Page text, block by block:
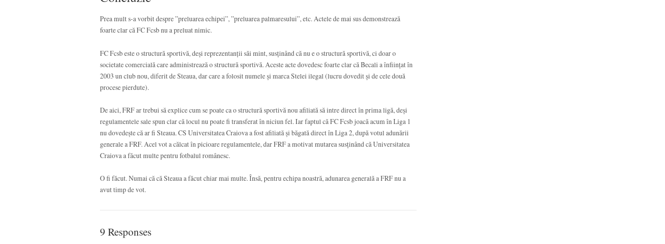
Prea mult s-a vorbit despre ”preluarea echipei”, ”preluarea palmaresului”, etc. Actele de mai sus demonstrează
foarte clar că FC Fcsb nu a preluat nimic.
FC Fcsb este o structură sportivă, deși reprezentanții săi mint, susținând că nu e o structură sportivă, ci doar o
societate comercială care administrează o structură sportivă. Aceste acte dovedesc foarte clar că Becali a înființat în
2003 un club nou, diferit de Steaua, dar care a folosit numele și marca Stelei ilegal (lucru dovedit și de cele două
procese pierdute).
De aici, FRF ar trebui să explice cum se poate ca o structură sportivă nou afiliată să intre direct în prima ligă, deși
regulamentele sale spun clar că locul nu poate fi transferat în niciun fel. Iar faptul că FC Fcsb joacă acum în Liga 1
nu dovedește că ar fi Steaua. CS Universitatea Craiova a fost afiliată și băgată direct în Liga 2, după votul adunării
generale a FRF. Acel vot a călcat în picioare regulamentele, dar FRF a motivat mutarea susținând că Universitatea
Craiova a făcut multe pentru fotbalul românesc.
O fi făcut. Numai că că Steaua a făcut chiar mai multe. Însă, pentru echipa noastră, adunarea generală a FRF nu a
avut timp de vot.
9 Responses